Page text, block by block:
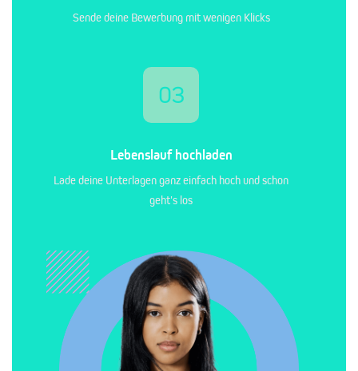
Sende deine Bewerbung mit wenigen Klicks
03
Lebenslauf hochladen
Lade deine Unterlagen ganz einfach hoch und schon
geht's los